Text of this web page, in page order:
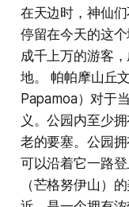
在天边时，神仙
停留在今天的这
成千上万的游客
地。 帕帕摩山丘
Papamoa）对于
义。公园内至少
老的要塞。公园
可以沿着它一路
（芒格努伊山）